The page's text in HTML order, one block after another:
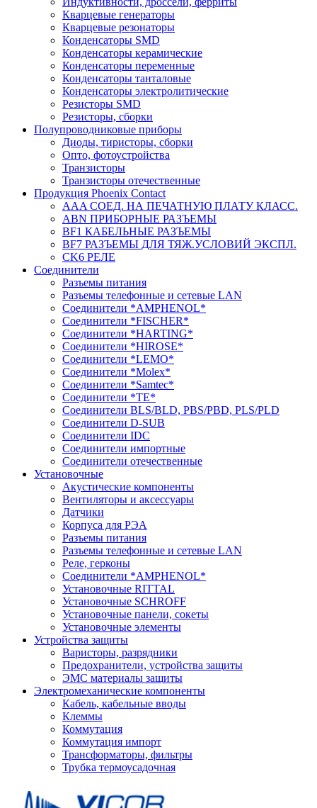
Кварцевые генераторы
Кварцевые резонаторы
Конденсаторы SMD
Конденсаторы керамические
Конденсаторы переменные
Конденсаторы танталовые
Конденсаторы электролитические
Резисторы SMD
Резисторы, сборки
Полупроводниковые приборы
Диоды, тиристоры, сборки
Опто, фотоустройства
Транзисторы
Транзисторы отечественные
Продукция Phoenix Contact
AAA СОЕД. НА ПЕЧАТНУЮ ПЛАТУ КЛАСС.
ABN ПРИБОРНЫЕ РАЗЪЕМЫ
BF1 КАБЕЛЬНЫЕ РАЗЪЕМЫ
BF7 РАЗЪЕМЫ ДЛЯ ТЯЖ.УСЛОВИЙ ЭКСПЛ.
CK6 РЕЛЕ
Соединители
Разъемы питания
Разъемы телефонные и сетевые LAN
Соединители *AMPHENOL*
Соединители *FISCHER*
Соединители *HARTING*
Соединители *HIROSE*
Соединители *LEMO*
Соединители *Molex*
Соединители *Samtec*
Соединители *TE*
Соединители BLS/BLD, PBS/PBD, PLS/PLD
Соединители D-SUB
Соединители IDC
Соединители импортные
Соединители отечественные
Установочные
Акустические компоненты
Вентиляторы и аксессуары
Датчики
Корпуса для РЭА
Разъемы питания
Разъемы телефонные и сетевые LAN
Реле, герконы
Соединители *AMPHENOL*
Установочные RITTAL
Установочные SCHROFF
Установочные панели, сокеты
Установочные элементы
Устройства защиты
Варисторы, разрядники
Предохранители, устройства защиты
ЭМС материалы защиты
Электромеханические компоненты
Кабель, кабельные вводы
Клеммы
Коммутация
Коммутация импорт
Трансформаторы, фильтры
Трубка термоусадочная